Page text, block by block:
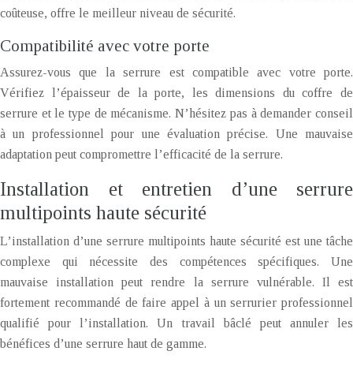
coûteuse, offre le meilleur niveau de sécurité.
Compatibilité avec votre porte
Assurez-vous que la serrure est compatible avec votre porte.
Vérifiez l’épaisseur de la porte, les dimensions du coffre de
serrure et le type de mécanisme. N’hésitez pas à demander conseil
à un professionnel pour une évaluation précise. Une mauvaise
adaptation peut compromettre l’efficacité de la serrure.
Installation et entretien d’une serrure
multipoints haute sécurité
L’installation d’une serrure multipoints haute sécurité est une tâche
complexe qui nécessite des compétences spécifiques. Une
mauvaise installation peut rendre la serrure vulnérable. Il est
fortement recommandé de faire appel à un serrurier professionnel
qualifié pour l’installation. Un travail bâclé peut annuler les
bénéfices d’une serrure haut de gamme.